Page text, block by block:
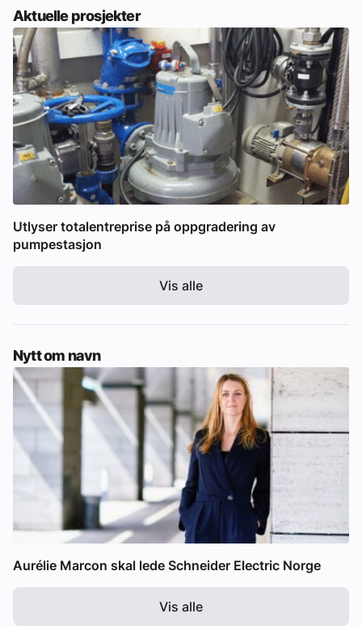
Aktuelle prosjekter
Utlyser totalentreprise på oppgradering av
pumpestasjon
Vis alle
Nytt om navn
Aurélie Marcon skal lede Schneider Electric Norge
Vis alle